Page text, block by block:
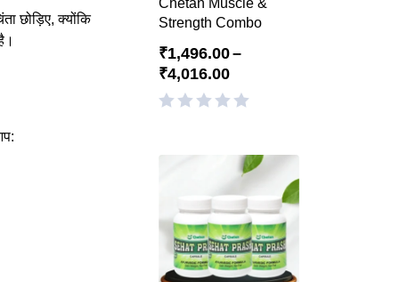
छोड़िए, क्योंकि
Chetan Muscle &
Strength Combo
₹1,496.00–
₹4,016.00